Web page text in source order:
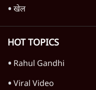
खेल
HOT TOPICS
Rahul Gandhi
Viral Video